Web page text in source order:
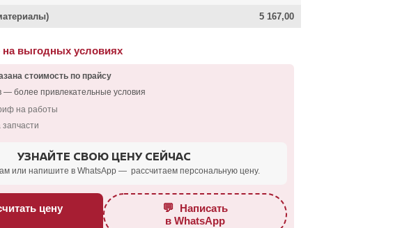
5 167,00
выгодных условиях
стоимость по прайсу
— более привлекательные условия
на работы
УЗНАЙТЕ СВОЮ ЦЕНУ СЕЙЧАС
или напишите в WhatsApp — рассчитаем персональную цену.
цену 💬 Написать
в WhatsApp